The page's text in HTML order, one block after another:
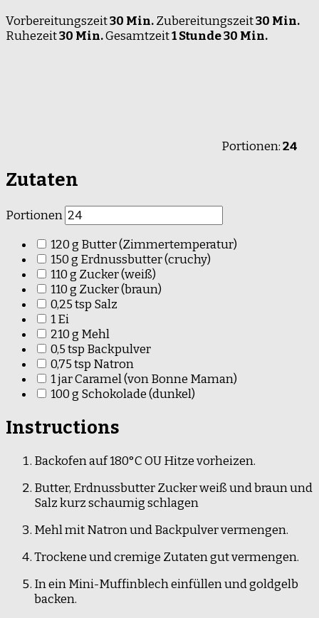
Vorbereitungszeit30 Min.Zubereitungszeit30 Min.
Ruhezeit30 Min.Gesamtzeit1 Stunde 30 Min.
Portionen:24
Zutaten
Portionen
120g Butter(Zimmertemperatur)
150g Erdnussbutter(cruchy)
110g Zucker(weiß)
110g Zucker(braun)
0,25tsp Salz
1Ei
210g Mehl
0,5tsp Backpulver
0,75tsp Natron
1jarCaramel(von Bonne Maman)
100g Schokolade(dunkel)
Instructions
Backofen auf 180°C OU Hitze vorheizen.
Butter, Erdnussbutter Zucker weiß und braun und
Salz kurz schaumig schlagen
Mehl mit Natron und Backpulver vermengen.
Trockene und cremige Zutaten gut vermengen.
In ein Mini-Muffinblech einfüllen und goldgelb
backen.